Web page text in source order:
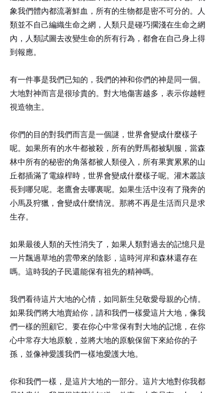
象我們體內都流著鮮血，所有的生物都是密不可分的。人
類並不自己編織生命之網，人類只是碰巧擱淺在生命之網
內，人類試圖去改變生命的所有行為，都會在自己身上得
到報應。
有一件事是我們已知的，我們的神和你們的神是同一個。
大地對神而言是很珍貴的。對大地傷害越多，表示你越輕
視造物主。
你們的目的對我們而言是一個謎，世界會變成什麼樣子
呢。如果所有的水牛都被殺，所有的野馬都被馴服，當森
林中所有的秘密的角落都被人類侵入，所有果實累累的山
丘都插滿了電線桿時，世界會變成什麼樣子呢。灌木叢該
長到哪兒呢。老鷹會去哪裏呢。如果生活中沒有了飛奔的
小馬及狩獵，會變成什麼情況。那將不再是生活而只是求
生存。
如果最後人類的天性消失了，如果人類對過去的記憶只是
一片飄過草地的雲帶來的陰影，這時河岸和森林還存在
嗎。這時我的子民還能保有祖先的精神嗎。
我們看待這片大地的心情，如同新生兒敬愛母親的心情。
如果我們將大地賣給你，請和我們一樣愛這片大地，像我
們一樣的照顧它。要在你心中常保有對大地的記憶，在你
心中常存大地原貌，並將大地的原貌保留下來給你的子
孫，並像神愛護我們一樣地愛護大地。
你和我們一樣，是這片大地的一部分。這片大地對你我都